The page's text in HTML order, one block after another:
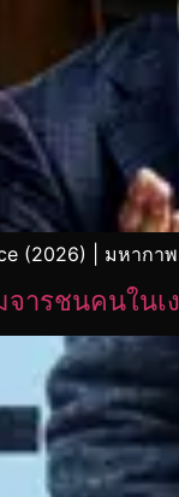
(2026) | มหากา
ารชนคนในเ